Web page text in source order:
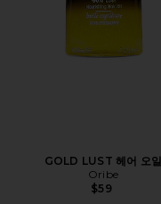
GOLD LUST 헤어 오일
Oribe
$59